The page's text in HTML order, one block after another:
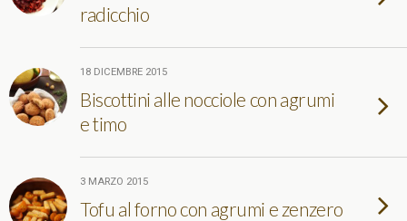
radicchio
18 DICEMBRE 2015
Biscottini alle nocciole con agrumi
e timo
3 MARZO 2015
Tofu al forno con agrumi e zenzero